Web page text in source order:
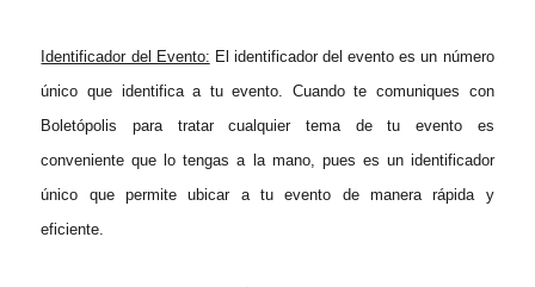
Identificador del Evento: El identificador del evento es un número
único que identifica a tu evento. Cuando te comuniques con
Boletópolis para tratar cualquier tema de tu evento es
conveniente que lo tengas a la mano, pues es un identificador
único que permite ubicar a tu evento de manera rápida y
eficiente.